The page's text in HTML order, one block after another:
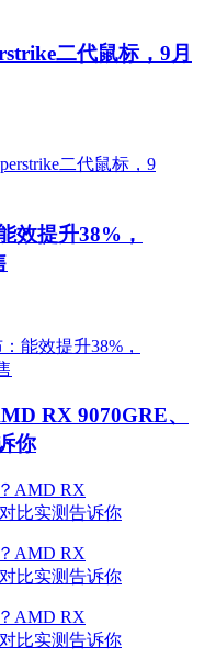
二代鼠标，9月
效提升38%，
RX 9070GRE、
你